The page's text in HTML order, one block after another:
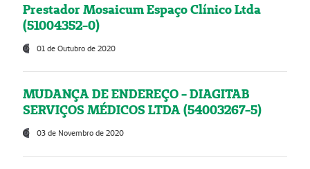
Prestador Mosaicum Espaço Clínico Ltda
(51004352-0)
01 de Outubro de 2020
MUDANÇA DE ENDEREÇO - DIAGITAB
SERVIÇOS MÉDICOS LTDA (54003267-5)
03 de Novembro de 2020